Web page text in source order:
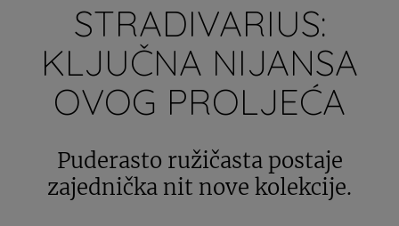
STRADIVARIUS:
KLJUČNA NIJANSA
OVOG PROLJEĆA
Puderasto ružičasta postaje
zajednička nit nove kolekcije.